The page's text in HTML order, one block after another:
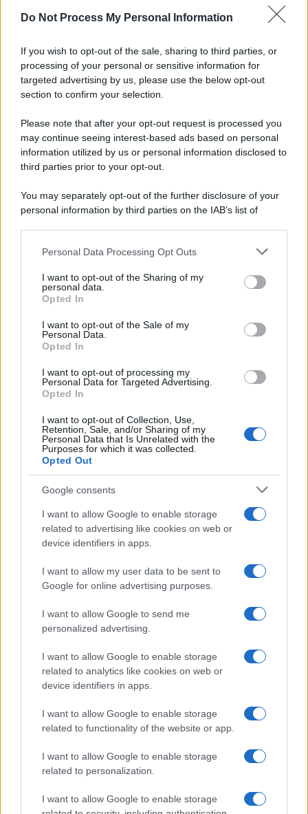
Do Not Process My Personal Information
If you wish to opt-out of the sale, sharing to third parties, or
processing of your personal or sensitive information for
targeted advertising by us, please use the below opt-out
section to confirm your selection.
Please note that after your opt-out request is processed you
may continue seeing interest-based ads based on personal
information utilized by us or personal information disclosed to
third parties prior to your opt-out.
You may separately opt-out of the further disclosure of your
personal information by third parties on the IAB’s list of
This information may also be disclosed by us to third parties
disclose it to other third parties.
Please note that this website/app uses one or more Google
services and may gather and store information including but
not limited to your visit or usage behaviour. You may click to
grant or deny consent to Google and its third-party tags to
consent section.
Personal Data Processing Opt Outs
I want to opt-out of the Sharing of my
personal data.
Opted In
I want to opt-out of the Sale of my
Personal Data.
Opted In
I want to opt-out of processing my
Personal Data for Targeted Advertising.
Opted In
I want to opt-out of Collection, Use,
Retention, Sale, and/or Sharing of my
Personal Data that Is Unrelated with the
Purposes for which it was collected.
Opted Out
Google consents
I want to allow Google to enable storage
related to advertising like cookies on web or
device identifiers in apps.
I want to allow my user data to be sent to
Google for online advertising purposes.
I want to allow Google to send me
personalized advertising.
I want to allow Google to enable storage
related to analytics like cookies on web or
device identifiers in apps.
I want to allow Google to enable storage
related to functionality of the website or app.
I want to allow Google to enable storage
related to personalization.
I want to allow Google to enable storage
redazione
L'editoriale /Le mostruose donne dell'Odissea di Nolan
L'editoriale /Riecco il “patto Meloni – Schlein”. Contro i
deepfake in campagna elettorale. Questa volta funzionerà?
La storia /Le 10 maestre che già 120 anni fa ottennero, per
10 mesi, il diritto di voto
Pordenone /Il Premio Airone di Carta 2026 a GiULiA
giornaliste: promuove la cultura della parità
Facebook
Twitter
Instagram
LinkedIn
Cookie Policy
Syndication
Globalist
Globalscience
Culture
Megachip
Giornale dello
Wondernet
Giuliana Sgrena